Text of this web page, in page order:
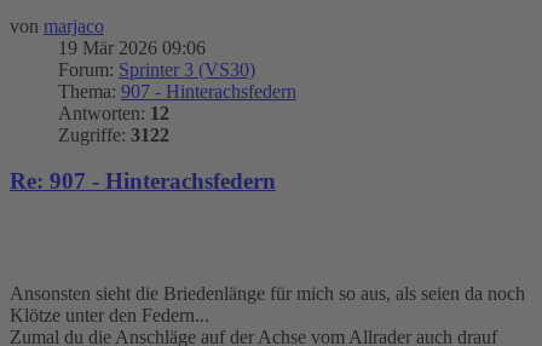
von marjaco
19 Mär 2026 09:06
Forum: Sprinter 3 (VS30)
Thema: 907 - Hinterachsfedern
Antworten: 12
Zugriffe: 3122
Re: 907 - Hinterachsfedern
Ansonsten sieht die Briedenlänge für mich so aus, als seien da noch
Klötze unter den Federn...
Zumal du die Anschläge auf der Achse vom Allrader auch drauf